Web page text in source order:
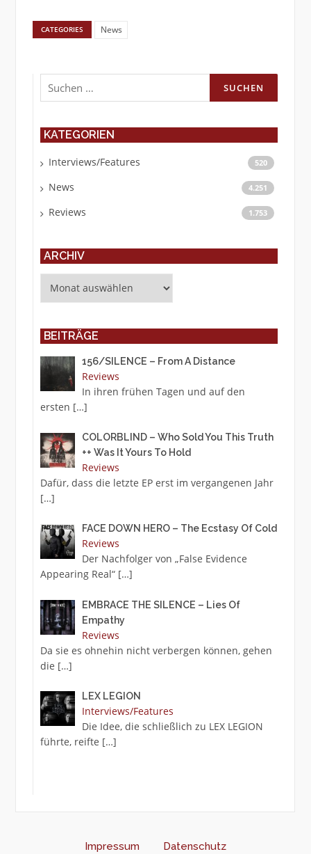
CATEGORIES News
Suchen
nach:
KATEGORIEN
Interviews/Features 520
News 4.251
Reviews 1.753
ARCHIV
BEITRÄGE
156/SILENCE – From A Distance
Reviews
In ihren frühen Tagen und auf den
ersten […]
COLORBLIND – Who Sold You This Truth
++ Was It Yours To Hold
Reviews
Dafür, dass die letzte EP erst im vergangenen Jahr
[…]
FACE DOWN HERO – The Ecstasy Of Cold
Reviews
Der Nachfolger von „False Evidence
Appearing Real“ […]
EMBRACE THE SILENCE – Lies Of
Empathy
Reviews
Da sie es ohnehin nicht verbergen können, gehen
die […]
LEX LEGION
Interviews/Features
Die Idee, die schließlich zu LEX LEGION
führte, reifte […]
Impressum Datenschutz